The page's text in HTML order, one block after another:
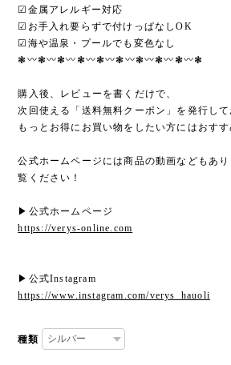
☑︎金属アレルギー対応
☑︎お手入れ要らずで付けっぱなしOK
☑︎海や温泉・プールでも変色なし
❃〰︎❃〰︎❃〰︎❃〰︎❃〰︎❃〰︎❃〰︎❃〰︎❃〰︎❃
購入後、レビューを書くだけで、
次回使える「送料無料クーポン」を発行して
もっとお得にお買い物をしたい方にはおすす
公式ホームページには商品の動画などもあ
覧ください！
▶︎公式ホームページ
https://verys-online.com
▶︎公式Instagram
https://www.instagram.com/verys_hauoli
種類